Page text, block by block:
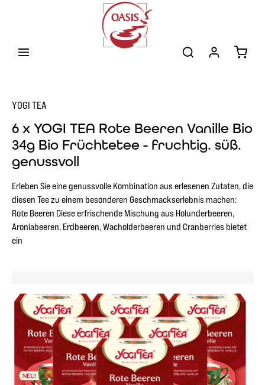
YOGI TEA
6 x YOGI TEA Rote Beeren Vanille Bio
34g Bio Früchtetee - fruchtig. süß.
genussvoll
Erleben Sie eine genussvolle Kombination aus erlesenen Zutaten, die
diesen Tee zu einem besonderen Geschmackserlebnis machen:
Rote Beeren Diese erfrischende Mischung aus Holunderbeeren,
Aroniabeeren, Erdbeeren, Wacholderbeeren und Cranberries bietet
ein